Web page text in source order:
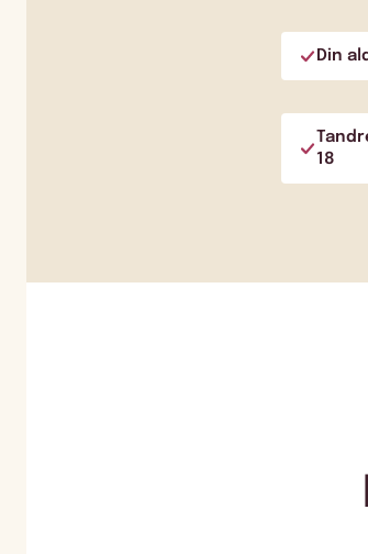
Din
18